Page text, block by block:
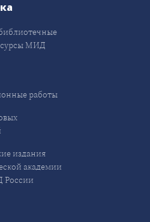
МИД
работы
издания
академии